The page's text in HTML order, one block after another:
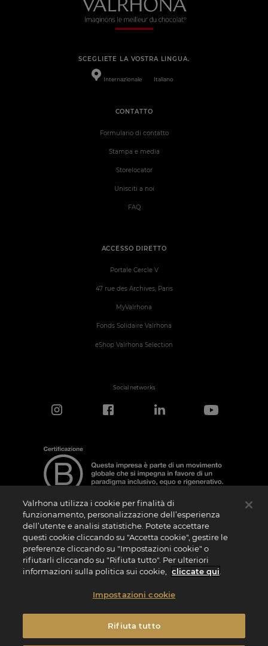
SCEGLIETE LA VOSTRA LINGUA.
Internazionale Italiano
ACCESSO DIRETTO
Portale Cercle V
47 rue des Archives, Paris
MyValrhona
Fonds Solidaire Valrhona
eShop Valrhona Selection
CONTATTO
Formulario di contatto
Stampa e media
Storelocator
Unisciti a noi
FAQ
Social networks
Nota sulla Certificazione
La “Certificazione B Corporation” è un logo che viene concesso in licenza da B Lab,
ente privato no profit, alle aziende che, come la nostra, hanno superato con
successo il B Impact Assessment (“BIA”) e soddisfano quindi i requisiti richiesti da B
Lab in termini di performance sociale e ambientale, responsabilità e trasparenza. Si
specifica che B Lab non è un organismo di valutazione della conformità ai sensi del
internazionale ai sensi del Regolamento (UE) n. 1025/2012. I criteri del BIA sono
distinti e autonomi rispetto agli standard armonizzati risultanti dalle norme ISO o di
nazionali o europee.
Valrhona utilizza i cookie per finalità di
funzionamento, personalizzazione dell’esperienza
dell’utente e analisi statistiche. Potete accettare
questi cookie cliccando su "Accetta cookie", gestire le
preferenze cliccando su "Impostazioni cookie" o
rifiutarli cliccando su "Rifiuta tutto". Per ulteriori
informazioni sulla politica sui cookie,
cliccate qui
Impostazioni cookie
Rifiuta tutto